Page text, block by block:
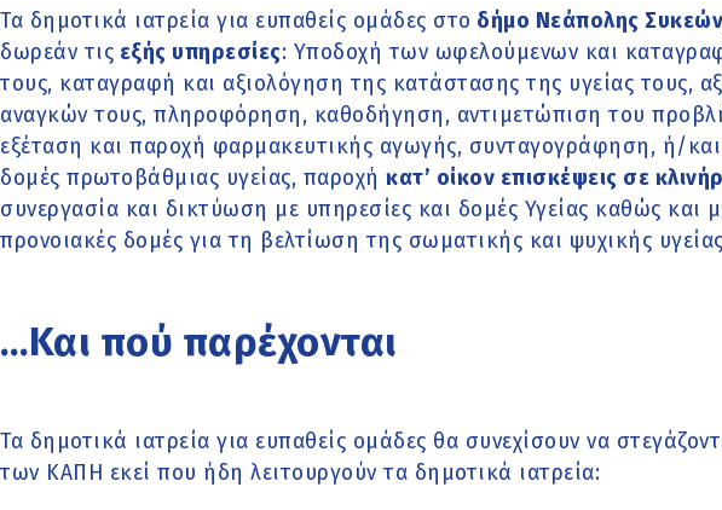
Τα δημοτικά ιατρεία για ευπαθείς ομάδες στο δήμο Νεάπολης Συκεών
δωρεάν τις εξής υπηρεσίες: Υποδοχή των ωφελούμενων και
τους, καταγραφή και αξιολόγηση της κατάστασης της υγείας τους,
αναγκών τους, πληροφόρηση, καθοδήγηση, αντιμετώπιση του
εξέταση και παροχή φαρμακευτικής αγωγής, συνταγογράφηση, ή/
δομές πρωτοβάθμιας υγείας, παροχή κατ’ οίκον επισκέψεις σε
συνεργασία και δικτύωση με υπηρεσίες και δομές Υγείας καθώς και
προνοιακές δομές για τη βελτίωση της σωματικής και ψυχικής
…Και πού παρέχονται
Τα δημοτικά ιατρεία για ευπαθείς ομάδες θα συνεχίσουν να
των ΚΑΠΗ εκεί που ήδη λειτουργούν τα δημοτικά ιατρεία: